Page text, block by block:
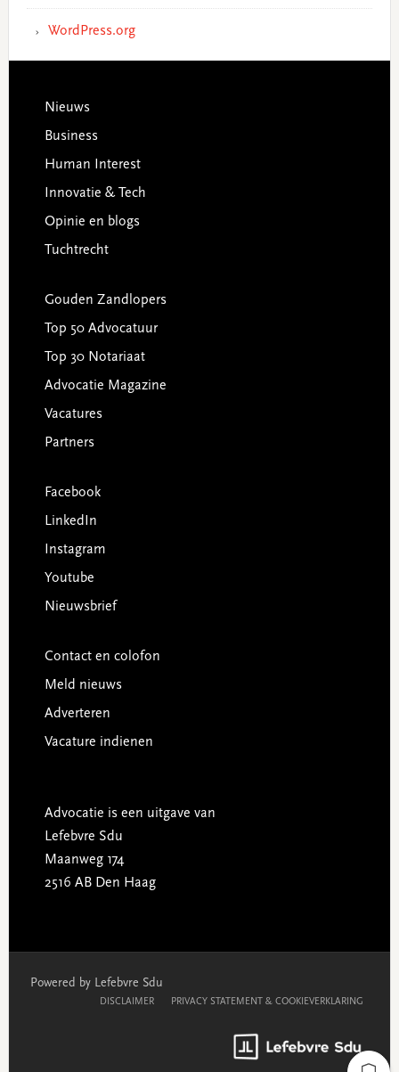
WordPress.org
Footer
Nieuws
Business
Human Interest
Innovatie & Tech
Opinie en blogs
Tuchtrecht
Gouden Zandlopers
Top 50 Advocatuur
Top 30 Notariaat
Advocatie Magazine
Vacatures
Partners
Facebook
LinkedIn
Instagram
Youtube
Nieuwsbrief
Contact en colofon
Meld nieuws
Adverteren
Vacature indienen
Advocatie is een uitgave van
Lefebvre Sdu
Maanweg 174
2516 AB Den Haag
Powered by Lefebvre Sdu
DISCLAIMER PRIVACY STATEMENT & COOKIEVERKLARING